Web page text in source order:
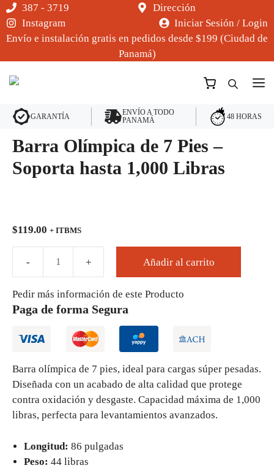
Saltar
al
contenido
387 - 3719 Dirección
Envío e instalación gratis en pedidos desde $199 (Ciudad de
Panamá)
Instagram Iniciar Sesión / Login
GARANTÍA
ENVÍO A TODO
PANAMÁ
48 HORAS
Barra Olímpica de 7 Pies –
Soporta hasta 1,000 Libras
$119.00 + ITBMS
de
7
hasta
1,000
Libras
cantidad
Añadir al carrito
Pedir más información de este Producto
Paga de forma Segura
Barra olímpica de 7 pies, ideal para cargas súper pesadas.
Diseñada con un acabado de alta calidad que protege
contra oxidación y desgaste. Capacidad máxima de 1,000
libras, perfecta para levantamientos avanzados.
Longitud: 86 pulgadas
Peso: 44 libras